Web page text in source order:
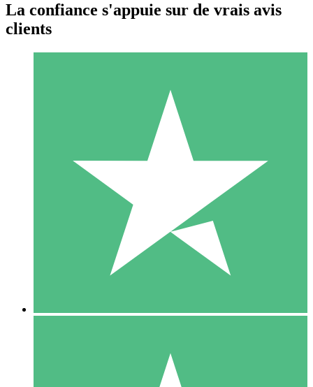
Packs de Crédits Individuels
Payez à l'utilisation avec des crédits de téléchargement. Sans
1 Téléchargement
10 00
10 Téléchargements
20 00
La confiance s'appuie sur de vrais avis
clients